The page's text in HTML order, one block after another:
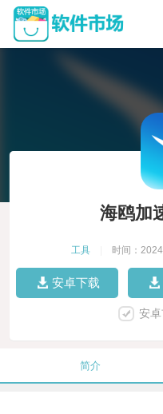
海鸥加
工具 时间：
安卓下载
安
简介